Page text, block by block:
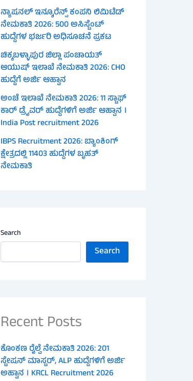
ನ್ಯಾಷನಲ್ ಇನ್ಶೂರೆನ್ಸ್ ಕಂಪನಿ ಲಿಮಿಟೆಡ್
ನೇಮಕಾತಿ 2026: 500 ಅಸಿಸ್ಟೆಂಟ್
ಹುದ್ದೆಗಳ ಭರ್ಜರಿ ಅಧಿಸೂಚನೆ ಪ್ರಕಟ
ಚಿಕ್ಕಬಳ್ಳಾಪುರ ಜಿಲ್ಲಾ ಪಂಚಾಯತ್
ಆಯುಷ್ ಇಲಾಖೆ ನೇಮಕಾತಿ 2026: CHO
ಹುದ್ದೆಗೆ ಅರ್ಜಿ ಆಹ್ವಾನ
ಅಂಚೆ ಇಲಾಖೆ ನೇಮಕಾತಿ 2026: 11 ಸ್ಟಾಫ್
ಕಾರ್ ಡ್ರೈವರ್ ಹುದ್ದೆಗಳಿಗೆ ಅರ್ಜಿ ಆಹ್ವಾನ ।
India Post recruitment 2026
IBPS Recruitment 2026: ಬ್ಯಾಂಕಿಂಗ್
ಕ್ಷೇತ್ರದಲ್ಲಿ 11403 ಹುದ್ದೆಗಳ ಬೃಹತ್
ನೇಮಕಾತಿ
Search
Search
Recent Posts
ಕೊಂಕಣ ರೈಲ್ವೆ ನೇಮಕಾತಿ 2026: 201
ಸ್ಟೇಷನ್ ಮಾಸ್ಟರ್, ALP ಹುದ್ದೆಗಳಿಗೆ ಅರ್ಜಿ
ಅಹ್ವಾನ । KRCL Recruitment 2026